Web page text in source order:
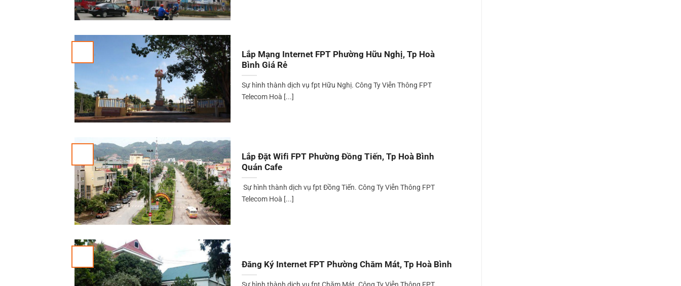
Lắp Mạng Internet FPT Phường Hữu Nghị, Tp Hoà
Bình Giá Rẻ
Sự hình thành dịch vụ fpt Hữu Nghị. Công Ty Viễn Thông FPT
Telecom Hoà [...]
Lắp Đặt Wifi FPT Phường Đồng Tiến, Tp Hoà Bình
Quán Cafe
Sự hình thành dịch vụ fpt Đồng Tiến. Công Ty Viễn Thông FPT
Telecom Hoà [...]
Đăng Ký Internet FPT Phường Chăm Mát, Tp Hoà Bình